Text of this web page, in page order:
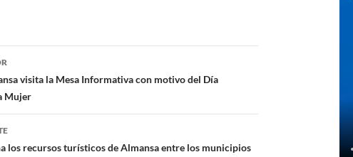
s
A
p
p
visita la Mesa Informativa con motivo del Día
Mujer
los recursos turísticos de Almansa entre los municipios